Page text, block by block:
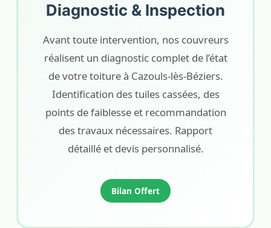
Diagnostic & Inspection
Avant toute intervention, nos couvreurs
réalisent un diagnostic complet de l’état
de votre toiture à Cazouls-lès-Béziers.
Identification des tuiles cassées, des
points de faiblesse et recommandation
des travaux nécessaires. Rapport
détaillé et devis personnalisé.
Bilan Offert